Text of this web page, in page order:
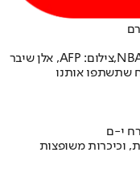
שתשתפו אותנו
י-ם
וכיכרות משופצות